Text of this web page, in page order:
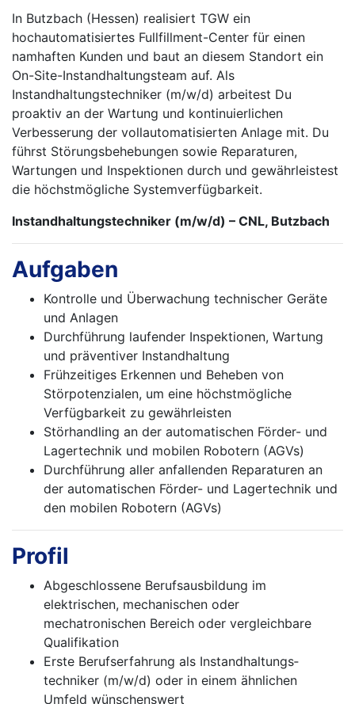
In Butzbach (Hessen) realisiert TGW ein
hochautomatisiertes Fullfillment-Center für einen
namhaften Kunden und baut an diesem Standort ein
On-Site-Instandhaltungsteam auf. Als
Instandhaltungstechniker (m/w/d) arbeitest Du
proaktiv an der Wartung und konti­nuier­lichen
Verbesserung der vollautomatisierten Anlage mit. Du
führst Störungs­behebungen sowie Reparaturen,
Wartungen und Inspektionen durch und gewährleistest
die höchstmögliche Systemverfügbarkeit.
Instandhaltungstechniker (m/w/d) – CNL, Butzbach
Aufgaben
Kontrolle und Überwachung technischer Geräte
und Anlagen
Durchführung laufender Inspektionen, Wartung
und präventiver Instandhaltung
Frühzeitiges Erkennen und Beheben von
Störpotenzialen, um eine höchstmögliche
Verfügbarkeit zu gewährleisten
Störhandling an der automatischen Förder- und
Lagertechnik und mobilen Robotern (AGVs)
Durchführung aller anfallenden Reparaturen an
der automatischen Förder- und Lagertechnik und
den mobilen Robotern (AGVs)
Profil
Abgeschlossene Berufsausbildung im
elektrischen, mechanischen oder
mechatronischen Bereich oder vergleichbare
Qualifikation
Erste Berufserfahrung als Instandhaltungs­
techniker (m/w/d) oder in einem ähnlichen
Umfeld wünschenswert